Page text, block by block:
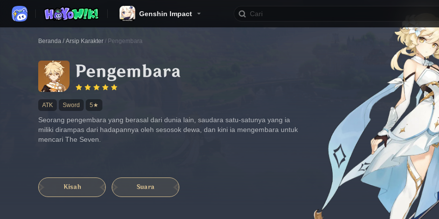
Genshin Impact
Beranda / Arsip Karakter / Pengembara
Pengembara
ATK Sword 5★
Seorang pengembara yang berasal dari dunia lain, saudara satu-satunya yang ia
miliki dirampas dari hadapannya oleh sesosok dewa, dan kini ia mengembara untuk
mencari The Seven.
Kisah Suara